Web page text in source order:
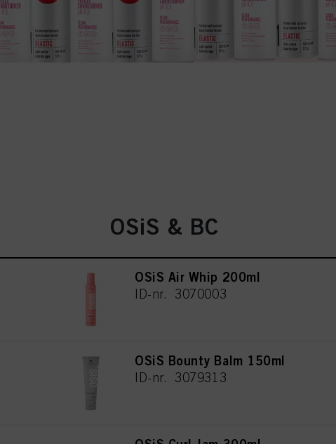
OSiS & BC
OSiS Air Whip 200ml
ID-nr. 3070003
OSiS Bounty Balm 150ml
ID-nr. 3079313